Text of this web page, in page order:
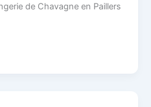
de Chavagne en Paillers